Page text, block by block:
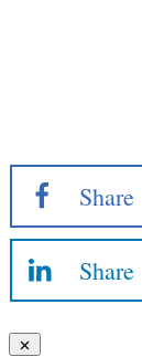
Share
Share